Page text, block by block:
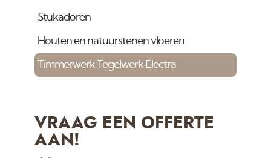
Stukadoren
Houten en natuurstenen vloeren
Timmerwerk Tegelwerk Electra
VRAAG EEN OFFERTE
AAN!